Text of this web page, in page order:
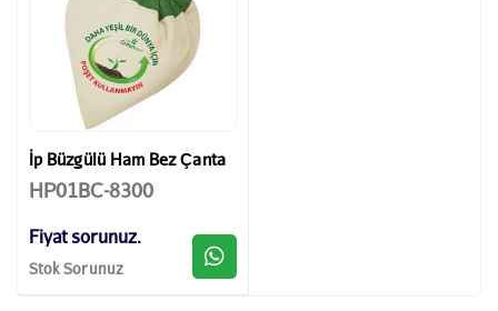
İp Büzgülü Ham Bez Çanta
HP01BC-8300
Fiyat sorunuz.
Stok Sorunuz